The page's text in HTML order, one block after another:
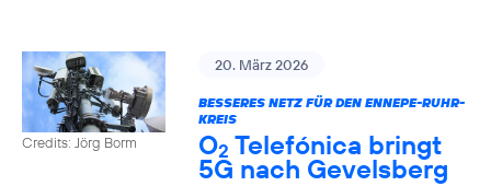
Credits: Jörg Borm
20. März 2026
BESSERES NETZ FÜR DEN ENNEPE-RUHR-
KREIS
O2 Telefónica bringt
5G nach Gevelsberg